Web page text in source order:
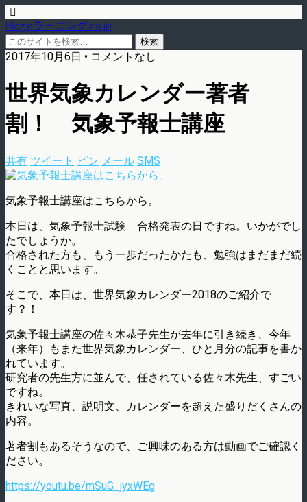
blog.eラーニング.co.jp
2017年10月6日 • コメントなし
世界気象カレンダー著者
割！ 気象予報士講座
共有 ツイート ピン メール SMS
気象予報士講座はこちらから。
本日は、気象予報士試験 合格発表の日ですね。いかがでし
たでしょうか。
合格された方も、もう一歩だったかたも、勉強はまだまだ続
くことと思います。
そこで、本日は、世界気象カレンダー2018のご紹介で
す？！
気象予報士講座の佐々木恭子先生が去年に引き続き、今年
（来年）もまた世界気象カレンダー、ひと月分の記事を書か
れています。
研究者の先生方に並んで、任されている佐々木先生、すごい
ですね。
きれいな写真、説明文、カレンダーを超えた盛りだくさんの
内容。
著者割もあるそうなので、ご興味のある方は動画でご確認く
ださい。
https://youtu.be/mSuG_jyxWEg